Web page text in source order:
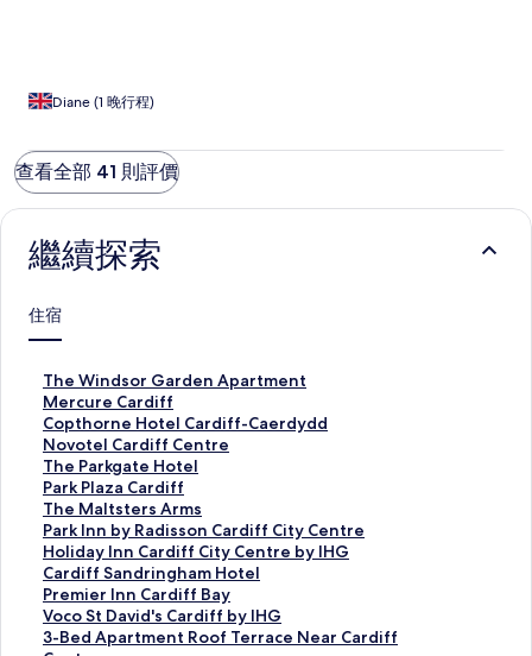
Diane (1 晚行程)
查看全部 41 則評價
繼續探索
住宿
The Windsor Garden Apartment
此
連
結
會
開
啟
T
h
e
W
i
n
d
Mercure Cardiff
此
連
結
會
開
啟
M
e
r
c
u
r
Copthorne Hotel Cardiff-Caerdydd
此
連
結
會
開
啟
C
o
p
t
h
Novotel Cardiff Centre
此
連
結
會
開
啟
N
o
v
o
The Parkgate Hotel
此
連
結
會
開
啟
T
h
e
Park Plaza Cardiff
此
連
結
會
開
啟
P
a
The Maltsters Arms
此
連
結
會
開
啟
T
Park Inn by Radisson Cardiff City Centre
此
連
結
會
開
啟
Holiday Inn Cardiff City Centre by IHG
此
連
結
會
開
Cardiff Sandringham Hotel
此
連
結
會
Premier Inn Cardiff Bay
此
連
結
Voco St David's Cardiff by IHG
此
連
3-Bed Apartment Roof Terrace Near Cardiff
此